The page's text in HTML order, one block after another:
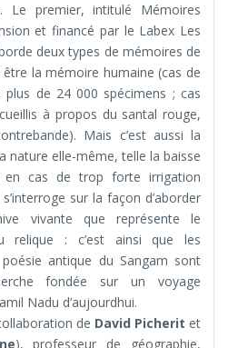
premier, intitulé Mémoires
et financé par le Labex Les
deux types de mémoires de
être la mémoire humaine (cas de
plus de 24 000 spécimens ; cas
à propos du santal rouge,
Mais c’est aussi la
nature elle-même, telle la baisse
en cas de trop forte irrigation
sur la façon d’aborder
vivante que représente le
relique : c’est ainsi que les
antique du Sangam sont
fondée sur un voyage
Nadu d’aujourdhui.
de David Picherit et
), professeur de géographie,